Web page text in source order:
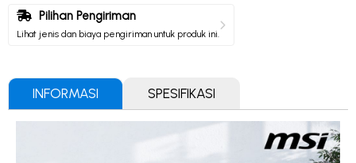
Pilihan Pengiriman
Lihat jenis dan biaya pengiriman untuk produk ini.
INFORMASI SPESIFIKASI